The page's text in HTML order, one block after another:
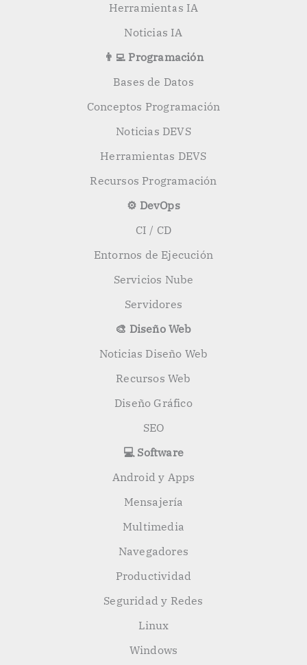
Herramientas IA
Noticias IA
👨‍💻 Programación
Bases de Datos
Conceptos Programación
Noticias DEVS
Herramientas DEVS
Recursos Programación
⚙️ DevOps
CI / CD
Entornos de Ejecución
Servicios Nube
Servidores
🎨 Diseño Web
Noticias Diseño Web
Recursos Web
Diseño Gráfico
SEO
💻 Software
Android y Apps
Mensajería
Multimedia
Navegadores
Productividad
Seguridad y Redes
Linux
Windows